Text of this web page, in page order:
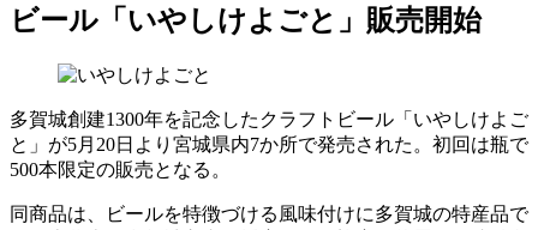
ビール「いやしけよごと」販売開始
多賀城創建1300年を記念したクラフトビール「いやしけよご
と」が5月20日より宮城県内7か所で発売された。初回は瓶で
500本限定の販売となる。
同商品は、ビールを特徴づける風味付けに多賀城の特産品で